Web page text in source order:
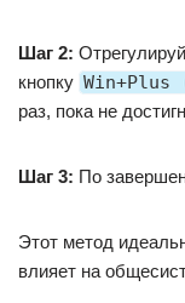
Шаг 2:
кнопку Win+Plus
раз, пока не
Шаг 3: По
Этот метод
влияет на